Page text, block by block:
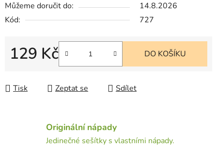
Můžeme doručit do:
14.8.2026
Kód:
727
129 Kč DO KOŠÍKU
Tisk Zeptat se Sdílet
Originální nápady
Jedinečné sešítky s vlastními nápady.